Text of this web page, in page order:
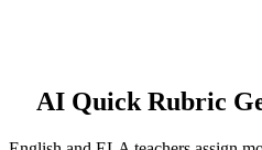
AI Quick Rubric